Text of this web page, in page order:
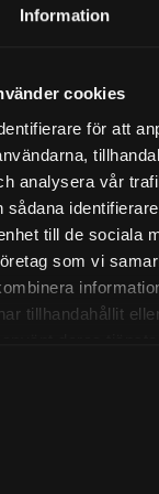
Information
cookies
för att
analysera vår
sådana
till de sociala
som vi
tillhandahållit
får du ett
IBC-tankar och
val för både
12V
med dränkbar pump
l/min
bilbatteri
lantbruk